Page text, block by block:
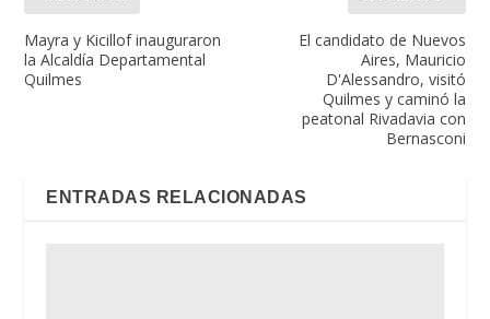
Mayra y Kicillof inauguraron
la Alcaldía Departamental
Quilmes
El candidato de Nuevos
Aires, Mauricio
D'Alessandro, visitó
Quilmes y caminó la
peatonal Rivadavia con
Bernasconi
ENTRADAS RELACIONADAS